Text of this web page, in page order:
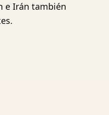
e Irán también